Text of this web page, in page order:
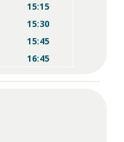
15:15
15:30
15:45
16:45